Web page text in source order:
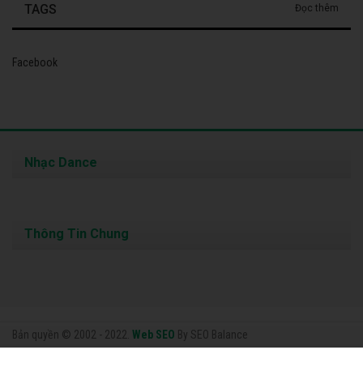
TAGS Đọc thêm
Facebook
Bản quyền © 2002 - 2022. Web SEO By SEO Balance
Nhạc Dance
Thông Tin Chung